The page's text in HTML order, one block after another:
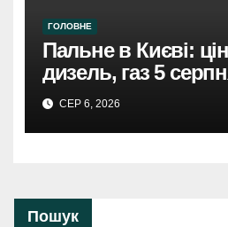
ГОЛОВНЕ
Пальне в Києві:
дизель, газ 5
СЕР 6, 2026
Пошук